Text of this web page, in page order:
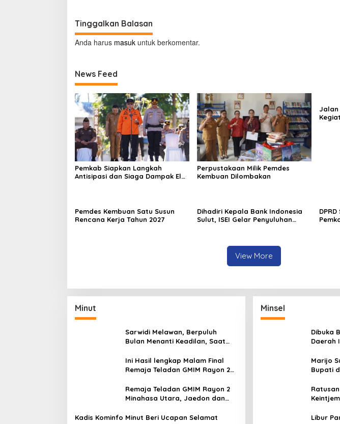
Tinggalkan Balasan
Anda harus masuk untuk berkomentar.
News Feed
Pemkab Siapkan Langkah
Antisipasi dan Siaga Dampak El
Perpustakaan Milik Pemdes
Kembuan Dilombakan
Jalan
Pemdes Kembuan Satu Susun
Rencana Kerja Tahun 2027
Dihadiri Kepala Bank Indonesia
Sulut, ISEI Gelar Penyuluhan
View More
Minut
Sarwidi Melawan, Berpuluh
Bulan Menanti Keadilan, Saat
Harapan Diuji
Ini Hasil lengkap Malam Final
Remaja Teladan GMIM Rayon 2
Remaja Teladan GMIM Rayon 2
Minahasa Utara, Jaedon dan
Bergengsi
Kadis Kominfo Minut Beri Ucapan Selamat
Minsel
Dibuka
Daerah
Marijo
Bupati
Libur